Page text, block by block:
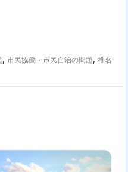
,市民協働・市民自治の問題,椎名